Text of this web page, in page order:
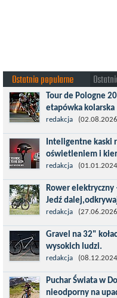
Ostatnio popularne
Tour de Pologne
etapówka kolarska
Tour de Pologne
wydarzeń
prestiżowego cyklu
redakcja
Inteligentne kaski
oświetleniem i
Temat
pory kask było
bezpieczeństwo
redakcja
Rower elektryczny
Jedź
Marzenia o dalekich
się rzeczywistością
w jednośladach....
redakcja
Gravel na 32"
wysokich ludzi.
Wszyscy już zdążyli
rowery typu 29'er. Z
kompromis dla...
redakcja
Puchar Świata w
nieodporny na